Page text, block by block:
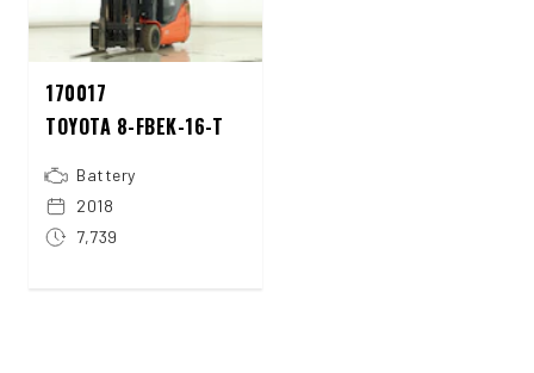
170017
TOYOTA 8-FBEK-16-T
Battery
2018
7,739